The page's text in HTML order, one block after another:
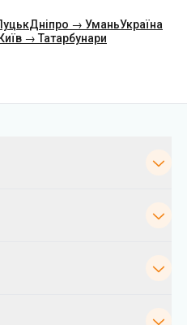
Дніпро → УманьУкраїна
Київ → Татарбунари